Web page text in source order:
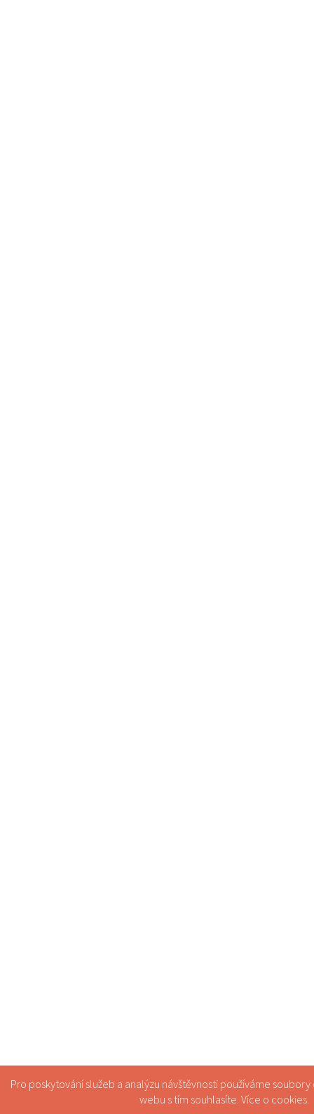
Pro poskytování služeb a analýzu návštěvnosti používáme
webu s tím souhlasíte. Více o cookies.